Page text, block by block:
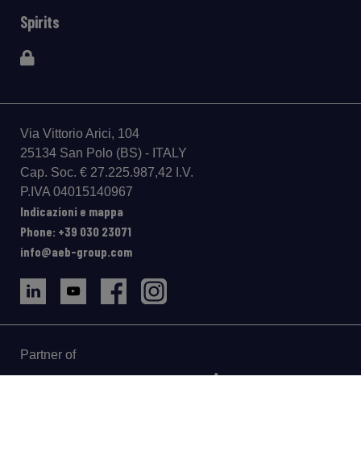
Spirits
Via Vittorio Arici, 104
25134 San Polo (BS) - ITALY
Cap. Soc. € 27.225.987,42 I.V.
P.IVA 04015140967
Indicazioni e mappa
Phone: +39 030 23071
info@aeb-group.com
Partner of